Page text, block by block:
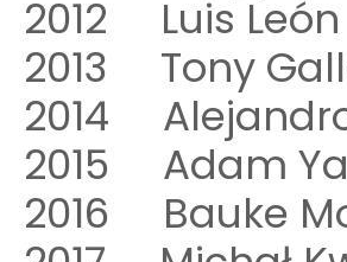
2012 Luis
2013 Tony
2014
2015 Adam
2016 Bauke